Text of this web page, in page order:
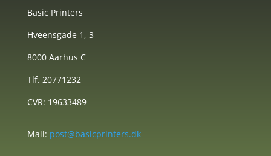
Basic Printers
Hveensgade 1, 3
8000 Aarhus C
Tlf. 20771232
CVR: 19633489
Mail: post@basicprinters.dk